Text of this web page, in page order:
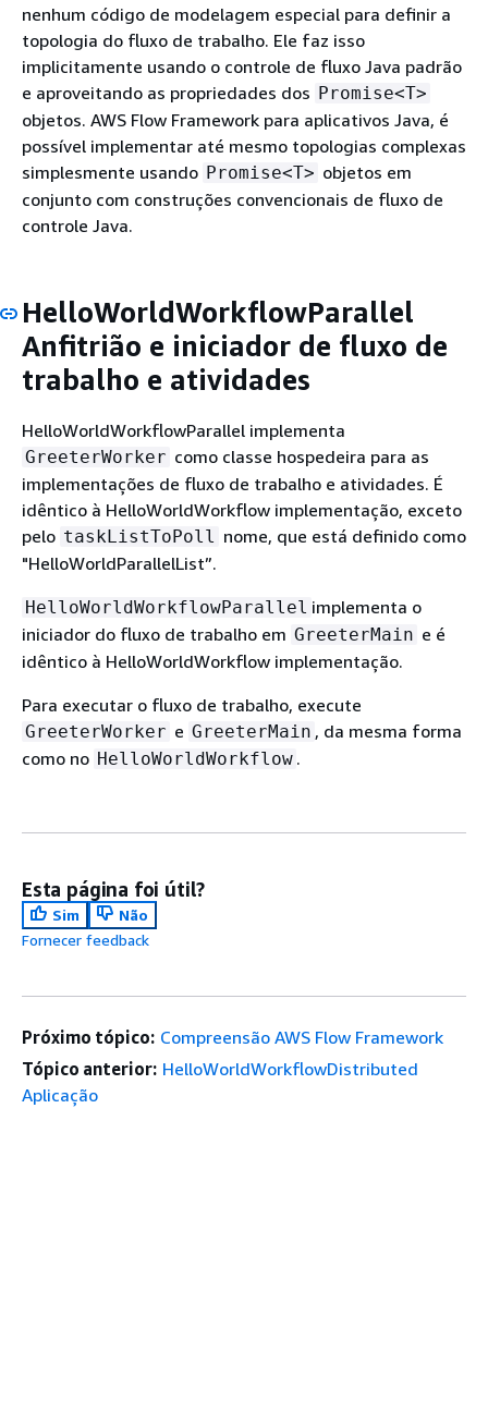
nenhum código de modelagem especial para definir a
topologia do fluxo de trabalho. Ele faz isso
implicitamente usando o controle de fluxo Java padrão
e aproveitando as propriedades dos Promise<T>
objetos. AWS Flow Framework para aplicativos Java, é
possível implementar até mesmo topologias complexas
simplesmente usando Promise<T> objetos em
conjunto com construções convencionais de fluxo de
controle Java.
HelloWorldWorkflowParallel
Anfitrião e iniciador de fluxo de
trabalho e atividades
HelloWorldWorkflowParallel implementa
GreeterWorker como classe hospedeira para as
implementações de fluxo de trabalho e atividades. É
idêntico à HelloWorldWorkflow implementação, exceto
pelo taskListToPoll nome, que está definido como
"HelloWorldParallelList”.
HelloWorldWorkflowParallel implementa o
iniciador do fluxo de trabalho em GreeterMain e é
idêntico à HelloWorldWorkflow implementação.
Para executar o fluxo de trabalho, execute
GreeterWorker e GreeterMain , da mesma forma
como no HelloWorldWorkflow .
Esta página foi útil?
Sim
Não
Fornecer feedback
Próximo tópico: Compreensão AWS Flow Framework
Tópico anterior: HelloWorldWorkflowDistributed
Aplicação